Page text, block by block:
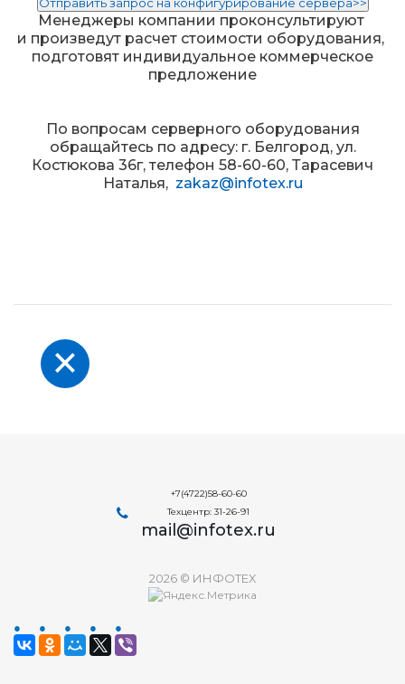
Менеджеры компании проконсультируют
и произведут расчет стоимости оборудования,
подготовят индивидуальное коммерческое
предложение
По вопросам серверного оборудования
обращайтесь по адресу: г. Белгород, ул.
Костюкова 36г, телефон 58-60-60, Тарасевич
Наталья, zakaz@infotex.ru
+7(4722)58-60-60
Техцентр: 31-26-91
mail@infotex.ru
2026 © ИНФОТЕХ